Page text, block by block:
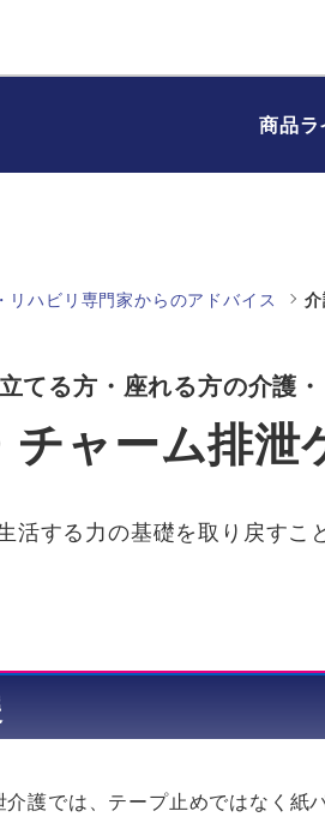
商品ラ
リハビリ専門家からのアドバイス
チャーム排泄
立てる方・座れる方の介護
活する力の基礎を取り戻す
護では、テープ止めではなく